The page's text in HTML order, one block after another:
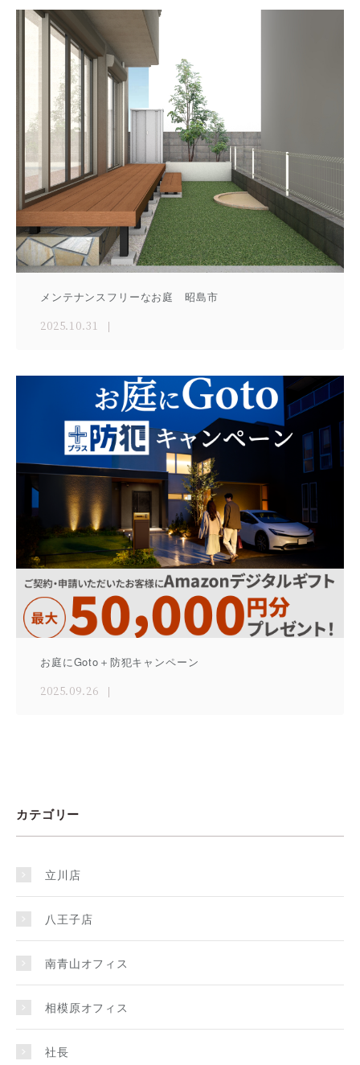
メンテナンスフリーなお庭 昭島市
2025.10.31
お庭にGoto＋防犯キャンペーン
2025.09.26
カテゴリー
立川店
八王子店
南青山オフィス
相模原オフィス
社長